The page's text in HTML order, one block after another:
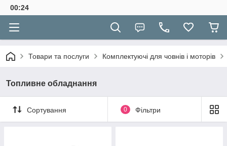
00:24
Товари та послуги Комплектуючі для човнів і моторів
Топливне обладнання
Сортування 0 Фільтри